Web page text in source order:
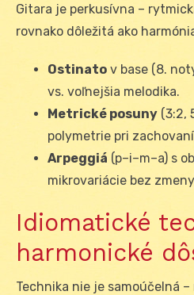
Gitara je perkusívna –
rovnako dôležitá ako
Ostinato v base (8.
vs. voľnejšia melodika.
Metrické posuny (3:2,
polymetrie pri
Arpeggiá (p–i–m–a) s
mikrovariácie bez
Idiomatické
harmonické
Technika nie je samoúčelná